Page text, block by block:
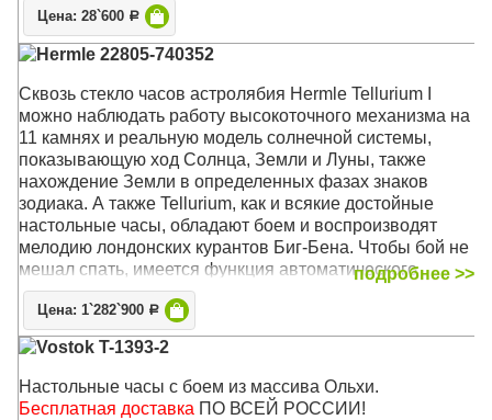
Цена: 28`600 Р
Hermle 22805-740352
Сквозь стекло часов астролябия Hermle Tellurium I
можно наблюдать работу высокоточного механизма на
11 камнях и реальную модель солнечной системы,
показывающую ход Солнца, Земли и Луны, также
нахождение Земли в определенных фазах знаков
зодиака. А также Tellurium, как и всякие достойные
настольные часы, обладают боем и воспроизводят
мелодию лондонских курантов Биг-Бена. Чтобы бой не
мешал спать, имеется функция автоматического
ночного отключения
Корпус: Чёрный, полированное дерево, хрустальный
купол
Размер: 35 х 29 х 29 см
подробнее >>
Цена: 1`282`900 Р
Vostok T-1393-2
Настольные часы с боем из массива Ольхи.
Бесплатная доставка ПО ВСЕЙ РОССИИ!